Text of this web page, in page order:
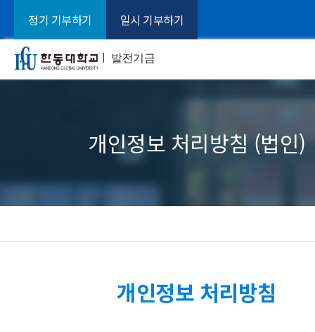
정기 기부하기 일시 기부하기
ㅣ 발전기금
개인정보 처리방침 (법인)
개인정보 처리방침